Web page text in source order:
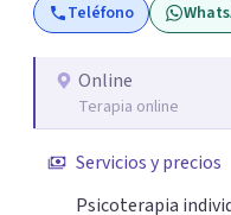
Teléfono
Online
Terapia online
Servicios y precios
Psicoterapia